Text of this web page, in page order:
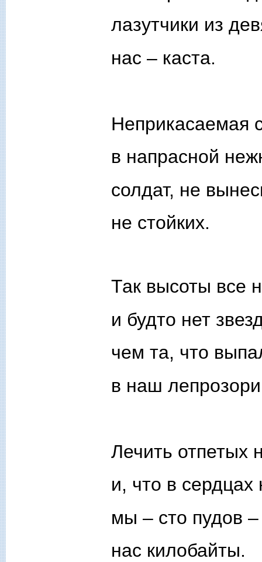
лазутчики из
нас – каста.
Неприкасаемая
в напрасной
солдат, не
не стойких.
Так высоты все
и будто нет
чем та, что
в наш
Лечить отпетых
и, что в
мы – сто пудов
нас килобайты.